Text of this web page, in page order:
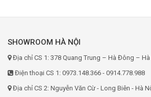
SHOWROOM HÀ NỘI
Địa chỉ CS 1: 378 Quang Trung – Hà Đông – Hà
Điện thoại CS 1: 0973.148.366 - 0914.778.988
Địa chỉ CS 2: Nguyễn Văn Cừ - Long Biên - Hà